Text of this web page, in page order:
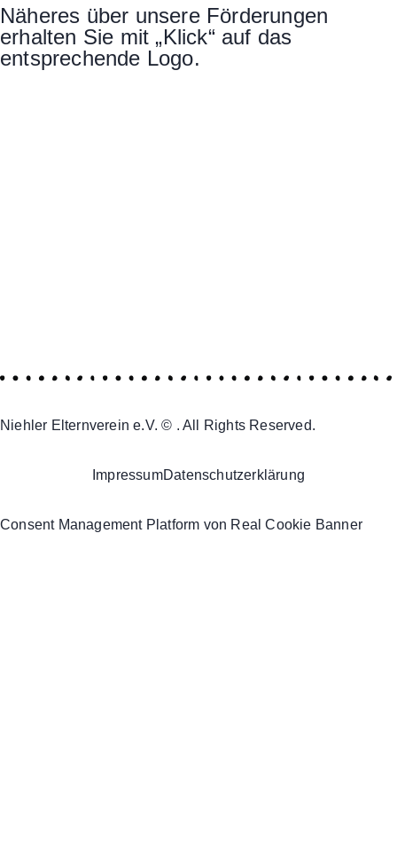
Näheres über unsere Förderungen
erhalten Sie mit „Klick“ auf das
entsprechende Logo.
Niehler Elternverein e.V. © . All Rights Reserved.
ImpressumDatenschutzerklärung
Consent Management Platform von Real Cookie Banner